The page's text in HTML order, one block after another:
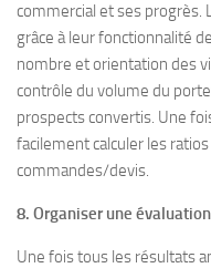
commercial et ses progrès.
grâce à leur fonctionnalité
nombre et orientation des
contrôle du volume du
prospects convertis. Une
facilement calculer les
commandes/devis.
8. Organiser une
Une fois tous les résultats